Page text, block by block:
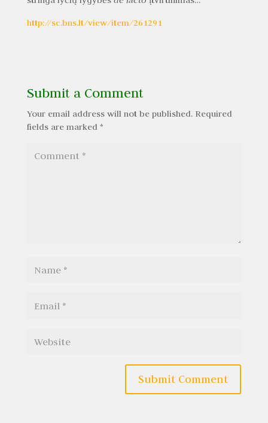
http://sc.bns.lt/view/item/261291
Submit a Comment
Your email address will not be published. Required
fields are marked *